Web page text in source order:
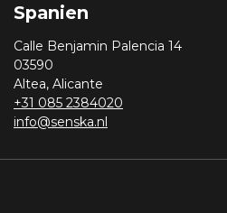
Spanien
Calle Benjamin Palencia 14
03590
Altea, Alicante
+31 085 2384020
info@senska.nl